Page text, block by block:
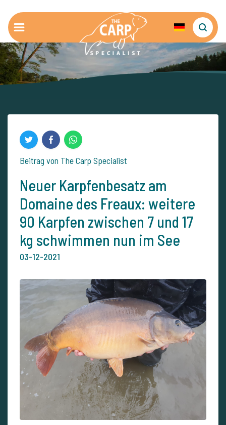
Beitrag von The Carp Specialist
Neuer Karpfenbesatz am
Domaine des Freaux: weitere
90 Karpfen zwischen 7 und 17
kg schwimmen nun im See
03-12-2021